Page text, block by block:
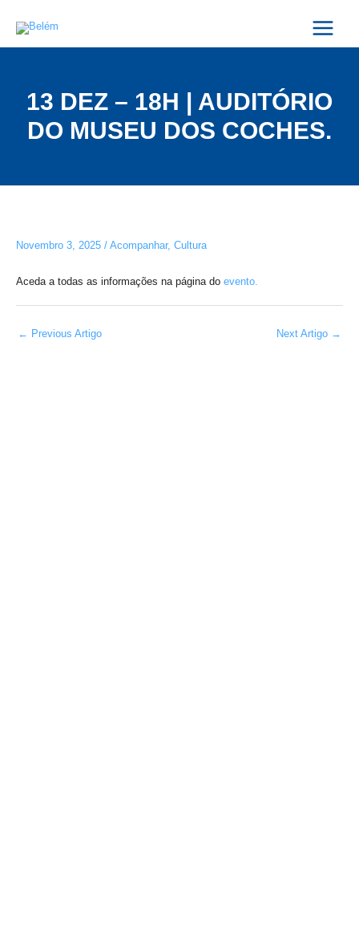
13 DEZ – 18H | AUDITÓRIO
DO MUSEU DOS COCHES.
Novembro 3, 2025 / Acompanhar, Cultura
Aceda a todas as informações na página do evento.
navigation
← Previous Artigo Next Artigo →